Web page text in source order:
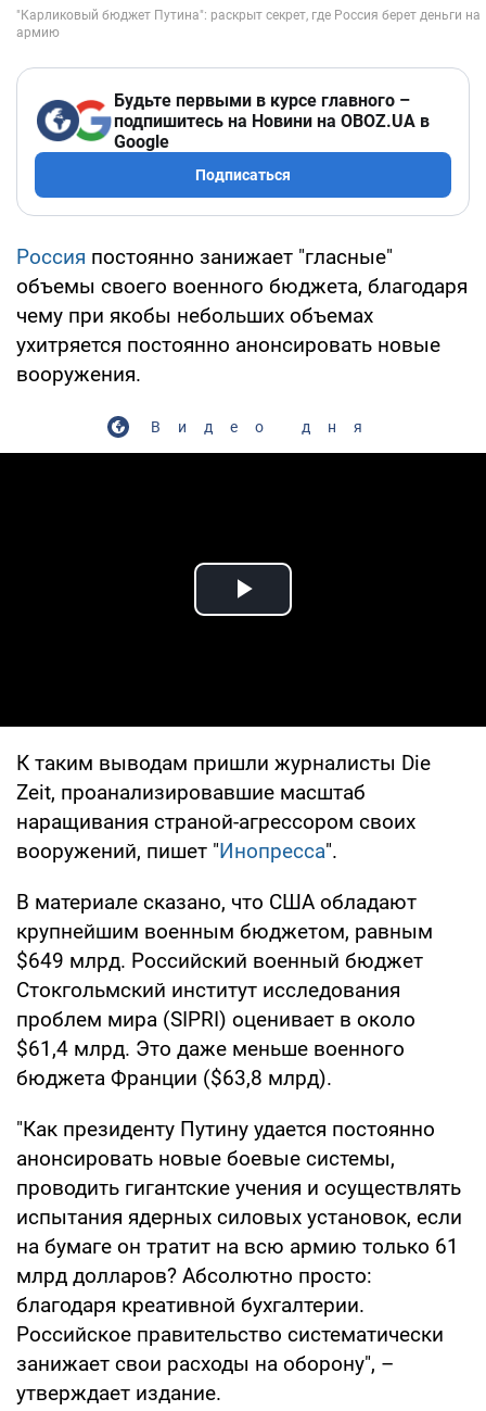
Будьте первыми в курсе главного –
подпишитесь на Новини на OBOZ.UA в
Google
Подписаться
Россия постоянно занижает "гласные"
объемы своего военного бюджета, благодаря
чему при якобы небольших объемах
ухитряется постоянно анонсировать новые
вооружения.
Видео дня
Play Video
К таким выводам пришли журналисты Die
Zeit, проанализировавшие масштаб
наращивания страной-агрессором своих
вооружений, пишет "Инопресса".
В материале сказано, что США обладают
крупнейшим военным бюджетом, равным
$649 млрд. Российский военный бюджет
Стокгольмский институт исследования
проблем мира (SIPRI) оценивает в около
$61,4 млрд. Это даже меньше военного
бюджета Франции ($63,8 млрд).
"Как президенту Путину удается постоянно
анонсировать новые боевые системы,
проводить гигантские учения и осуществлять
испытания ядерных силовых установок, если
на бумаге он тратит на всю армию только 61
млрд долларов? Абсолютно просто:
благодаря креативной бухгалтерии.
Российское правительство систематически
занижает свои расходы на оборону", –
утверждает издание.